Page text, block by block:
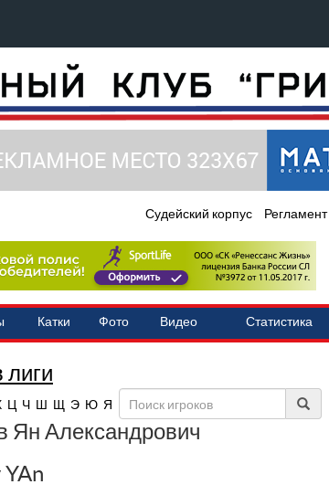
Судейский корпус Регламент
Катки Фото Видео Статистика
лиги
Ц Ч Ш Щ Э Ю Я
Ян Александрович